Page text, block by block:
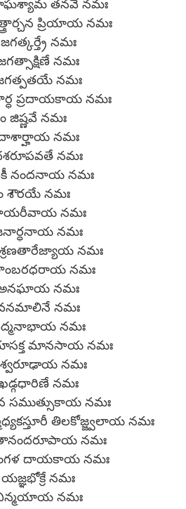
తనవే నమః
ప్రియాయ నమః
నమః
నమః
నమః
ప్రదాయకాయ నమః
జిష్ణవే నమః
నమః
నమః
నందనాయ నమః
శౌరయే నమః
నమః
నమః
నమః
నమః
అనఘాయ నమః
నమః
నమః
మానసాయ నమః
నమః
నమః
సముత్సుకాయ నమః
తిలకోజ్జ్వలాయ నమః
నమః
దాయకాయ నమః
నమః
నమః